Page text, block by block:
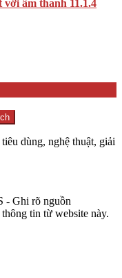
âm thanh 11.1.4
dùng, nghệ thuật, giải
Ghi rõ nguồn
tin từ website này.